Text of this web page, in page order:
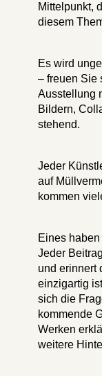
Mittelpunkt,
diesem
Es wird
– freuen Sie
Ausstellung
Bildern,
stehend.
Jeder
auf
kommen
Eines
Jeder
und erinnert
einzigartig
sich die
kommende
Werken
weitere